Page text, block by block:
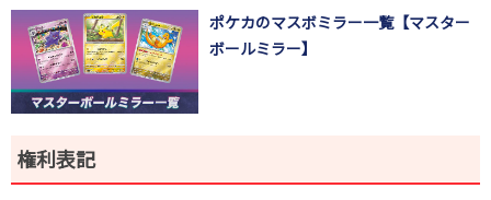
ポケカのマスボミラー一覧【マスター
ボールミラー】
権利表記